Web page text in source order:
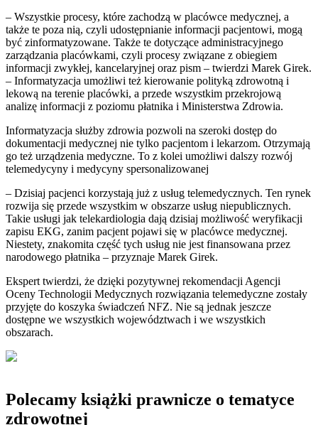
– Wszystkie procesy, które zachodzą w placówce medycznej, a
także te poza nią, czyli udostępnianie informacji pacjentowi, mogą
być zinformatyzowane. Także te dotyczące administracyjnego
zarządzania placówkami, czyli procesy związane z obiegiem
informacji zwykłej, kancelaryjnej oraz pism – twierdzi Marek Girek.
– Informatyzacja umożliwi też kierowanie polityką zdrowotną i
lekową na terenie placówki, a przede wszystkim przekrojową
analizę informacji z poziomu płatnika i Ministerstwa Zdrowia.
Informatyzacja służby zdrowia pozwoli na szeroki dostęp do
dokumentacji medycznej nie tylko pacjentom i lekarzom. Otrzymają
go też urządzenia medyczne. To z kolei umożliwi dalszy rozwój
telemedycyny i medycyny spersonalizowanej
– Dzisiaj pacjenci korzystają już z usług telemedycznych. Ten rynek
rozwija się przede wszystkim w obszarze usług niepublicznych.
Takie usługi jak telekardiologia dają dzisiaj możliwość weryfikacji
zapisu EKG, zanim pacjent pojawi się w placówce medycznej.
Niestety, znakomita część tych usług nie jest finansowana przez
narodowego płatnika – przyznaje Marek Girek.
Ekspert twierdzi, że dzięki pozytywnej rekomendacji Agencji
Oceny Technologii Medycznych rozwiązania telemedyczne zostały
przyjęte do koszyka świadczeń NFZ. Nie są jednak jeszcze
dostępne we wszystkich województwach i we wszystkich
obszarach.
Polecamy książki prawnicze o tematyce
zdrowotnej